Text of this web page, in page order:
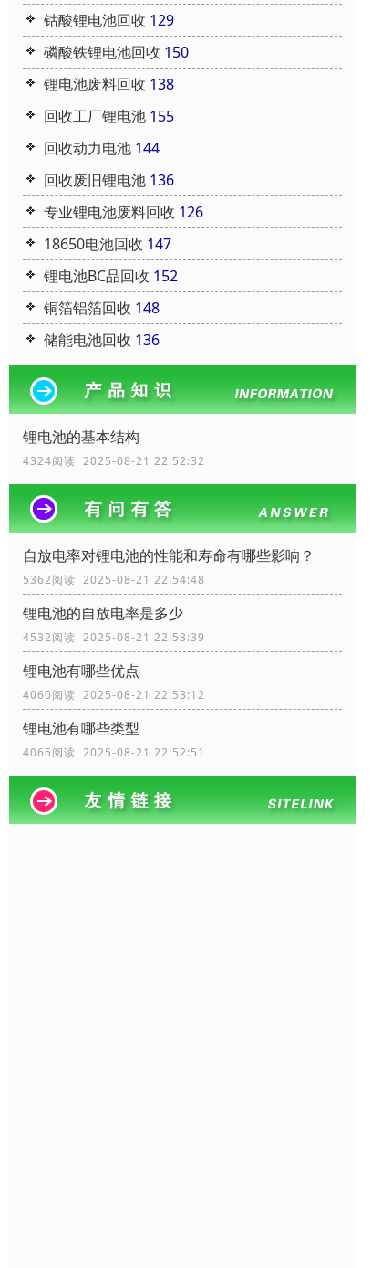
钴酸锂电池回收 129
磷酸铁锂电池回收 150
锂电池废料回收 138
回收工厂锂电池 155
回收动力电池 144
回收废旧锂电池 136
专业锂电池废料回收 126
18650电池回收 147
锂电池BC品回收 152
铜箔铝箔回收 148
储能电池回收 136
锂电池的基本结构
4324阅读 2025-08-21 22:52:32
自放电率对锂电池的性能和寿命有哪些影响？
5362阅读 2025-08-21 22:54:48
锂电池的自放电率是多少
4532阅读 2025-08-21 22:53:39
锂电池有哪些优点
4060阅读 2025-08-21 22:53:12
锂电池有哪些类型
4065阅读 2025-08-21 22:52:51